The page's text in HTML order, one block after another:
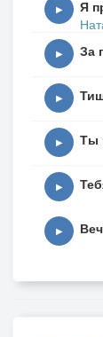
▶ Я
▶ За
▶
▶ Ты
▶
▶